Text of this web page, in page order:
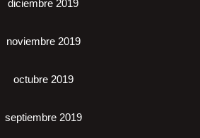
diciembre 2019
noviembre 2019
octubre 2019
septiembre 2019